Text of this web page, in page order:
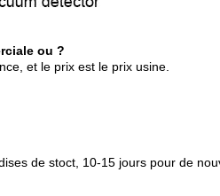
ou ?
et le prix est le prix usine.
de stoct, 10-15 jours pour de